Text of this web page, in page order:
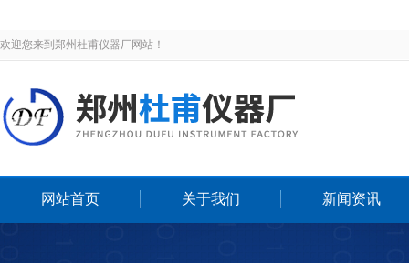
欢迎您来到郑州杜甫仪器厂网站！
网站首页 关于我们 新闻资讯